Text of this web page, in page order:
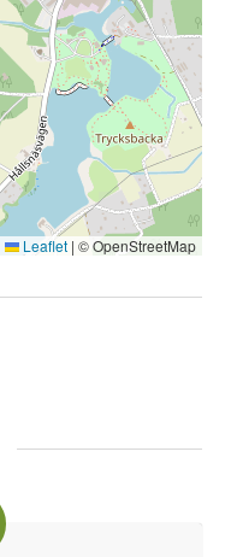
Leaflet | © OpenStreetMap